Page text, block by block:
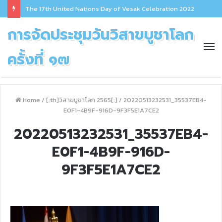
The 17th United Nations Day of Vesak Celebration 2022
การจัดประชุมวันวิสาขบูชาโลก
ครั้งที่ ๑๗
Home / [:th]วิสาขบูชาโลก 2565[:] / 20220513232531_35537EB4-
E0F1-4B9F-916D-9F3F5E1A7CE2
20220513232531_35537EB4-
E0F1-4B9F-916D-
9F3F5E1A7CE2